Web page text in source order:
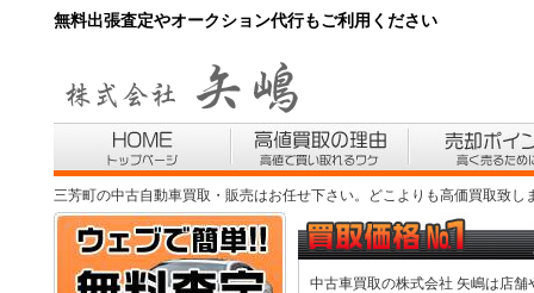
無料出張査定やオークション代行もご利用ください
三芳町の中古自動車買取・販売はお任せ下さい。どこよりも高価買取致
中古車買取の株式会社 矢嶋は店